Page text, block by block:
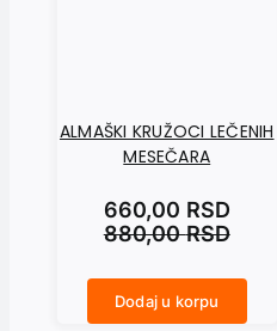
ALMAŠKI KRUŽOCI LEČENIH
MESEČARA
880,00RSD
660,00 RSD
Dodaj u korpu